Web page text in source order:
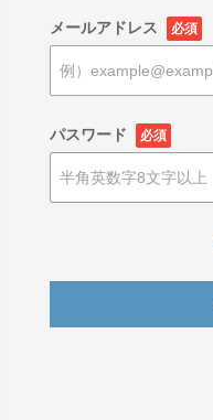
メールアドレス 必須
パスワード 必須